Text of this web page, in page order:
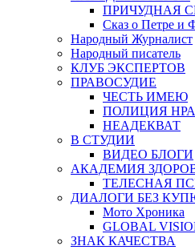
ПРИЧУДНАЯ
Сказ о Петре и
Народный Журналист
Народный писатель
КЛУБ ЭКСПЕРТОВ
ПРАВОСУДИЕ
ЧЕСТЬ ИМЕЮ
ПОЛИЦИЯ
НЕАДЕКВАТ
В СТУДИИ
ВИДЕО БЛОГИ
АКАДЕМИЯ
ТЕЛЕСНАЯ
ДИАЛОГИ БЕЗ
Мото Хроника
GLOBAL
ЗНАК КАЧЕСТВА